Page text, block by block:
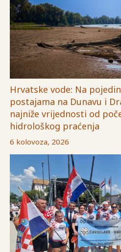
Hrvatske vode: Na
postajama na Dunavu i
najniže vrijednosti od
hidrološkog praćenja
6 kolovoza, 2026